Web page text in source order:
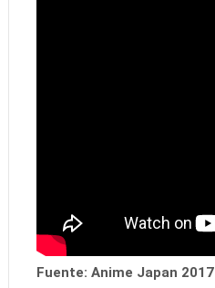
Fuente: Anime Japan 2017